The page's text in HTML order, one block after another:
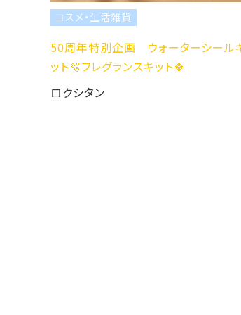
コスメ・生活雑貨
50周年特別企画 ウォーターシールキ
ット🫧フレグランスキット🍀
ロクシタン